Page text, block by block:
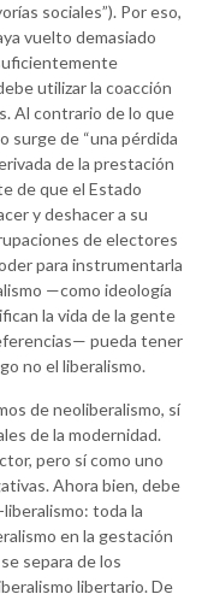
sociales”). Por eso,
vuelto demasiado
utilizar la coacción
Al contrario de lo que
surge de “una pérdida
de la prestación
de que el Estado
y deshacer a su
de electores
para instrumentarla
—como ideología
la vida de la gente
pueda tener
no el liberalismo.
de neoliberalismo, sí
de la modernidad.
pero sí como uno
Ahora bien, debe
toda la
en la gestación
separa de los
libertario. De